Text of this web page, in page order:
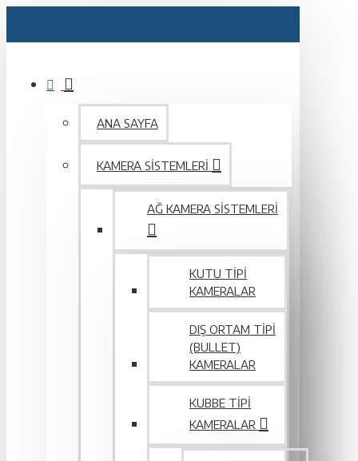
ANA SAYFA
KAMERA SISTEMLERI
AĞ KAMERA SISTEMLERI
KUTU TIPI
KAMERALAR
DIŞ ORTAM TIPI
(BULLET)
KAMERALAR
KUBBE TIPI
KAMERALAR